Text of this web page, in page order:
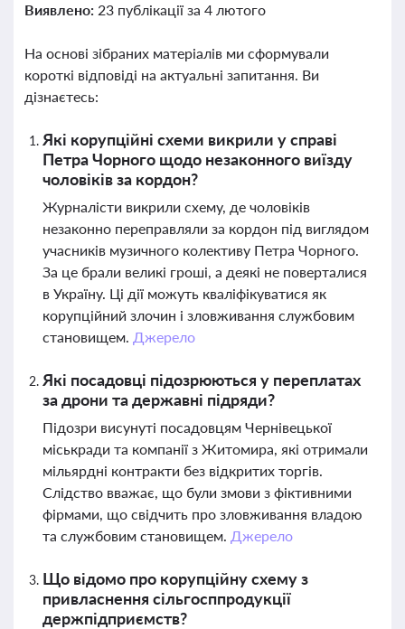
Виявлено: 23 публікації за 4 лютого
На основі зібраних матеріалів ми сформували
короткі відповіді на актуальні запитання. Ви
дізнаєтесь:
Які корупційні схеми викрили у справі
Петра Чорного щодо незаконного виїзду
чоловіків за кордон?
Журналісти викрили схему, де чоловіків
незаконно переправляли за кордон під виглядом
учасників музичного колективу Петра Чорного.
За це брали великі гроші, а деякі не поверталися
в Україну. Ці дії можуть кваліфікуватися як
корупційний злочин і зловживання службовим
становищем. Джерело
Які посадовці підозрюються у переплатах
за дрони та державні підряди?
Підозри висунуті посадовцям Чернівецької
міськради та компанії з Житомира, які отримали
мільярдні контракти без відкритих торгів.
Слідство вважає, що були змови з фіктивними
фірмами, що свідчить про зловживання владою
та службовим становищем. Джерело
Що відомо про корупційну схему з
привласнення сільгосппродукції
держпідприємств?